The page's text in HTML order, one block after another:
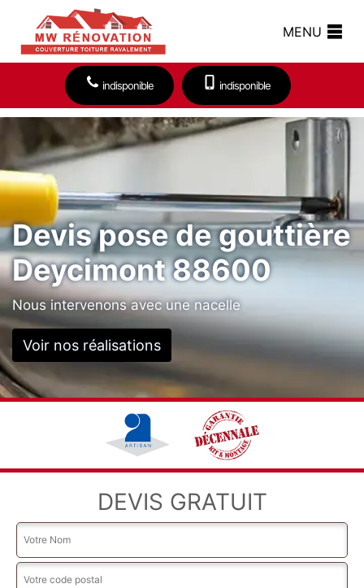
MENU
indisponible indisponible
Devis pose de gouttière
Deycimont 88600
Nous intervenons avec une nacelle
Voir nos réalisations
DEVIS GRATUIT